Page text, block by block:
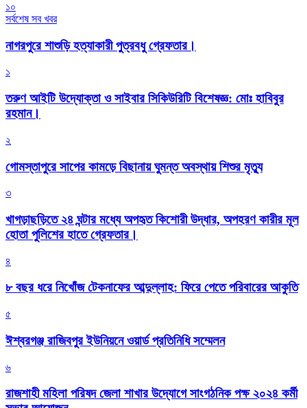
১০
সর্বশেষ সব খবর
নাগরপুরে শাশুড়ি হত্যাকারী পুত্রবধু গ্রেফতার।
১
তরুণ আইটি উদ্যোক্তা ও সাইবার সিকিউরিটি বিশেষজ্ঞ: মোঃ হাবিবুর
রহমান।
২
গোমস্তাপুরে সাপের কামড়ে বিছানায় ঘুমন্ত অবস্থায় শিশুর মৃত্যু
৩
খাগড়াছড়িতে ২৪ ঘন্টার মধ্যে অপহৃত কিশোরী উদ্ধার, অপহরণ কারীর মূল
হোতা পুলিশের হাতে গ্রেফতার।
৪
৮ বছর ধরে নিখোঁজ টেকনাফের আব্দুল্লাহ: ফিরে পেতে পরিবারের আকুতি
৫
ঈশ্বরগঞ্জ রাজিবপুর ইউনিয়নে ওয়ার্ড প্রতিনিধি সম্মেলন
৬
রাজশাহী মহিলা পরিষদ জেলা শাখার উদ্যোগে সাংগঠনিক পক্ষ ২০২৪ কর্মী